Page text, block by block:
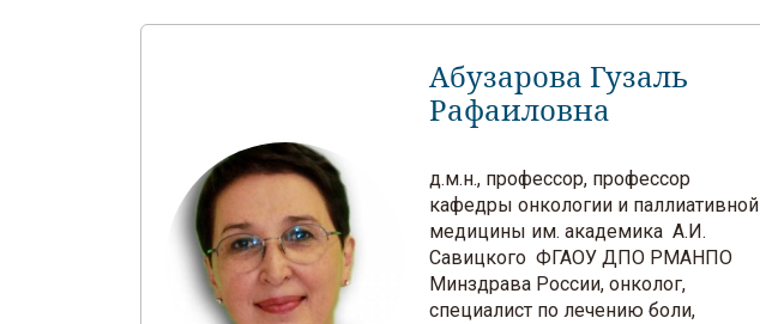
Абузарова Гузаль
Рафаиловна
д.м.н., профессор, профессор
кафедры онкологии и паллиативной
медицины им. академика А.И.
Савицкого ФГАОУ ДПО РМАНПО
Минздрава России, онколог,
специалист по лечению боли,